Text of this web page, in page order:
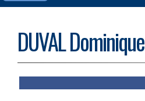
DUVAL Dominique